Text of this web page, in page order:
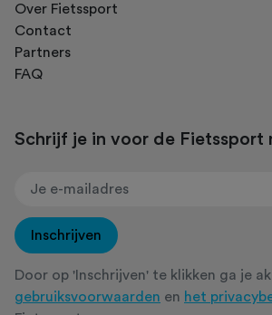
Over Fietssport
Contact
Partners
FAQ
Schrijf je in voor de Fietssport
Inschrijven
Door op 'Inschrijven' te klikken ga je
gebruiksvoorwaarden en het